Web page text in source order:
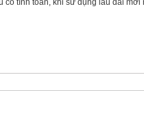
có tính toán, khi sử dụng lâu dài